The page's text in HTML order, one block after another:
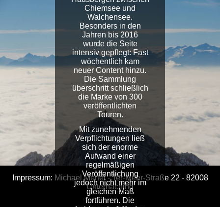
Chiemsee und
Walchensee.
Besonders in den
Jahren bis 2016
wurde die Seite
intensiv gepflegt: Fast
wöchentlich kam
neuer Content hinzu.
Die Sammlung
überschritt schließlich
die Marke von 300
veröffentlichten
Touren.
Mit zunehmenden
Verpflichtungen ließ
sich der enorme
Aufwand einer
regelmäßigen
Veröffentlichung
jedoch nicht mehr im
gleichen Maß
fortführen. Die
Impressum: Michael Mertel - Ter-Meer-Straße 22 - 82008
Unterhaching